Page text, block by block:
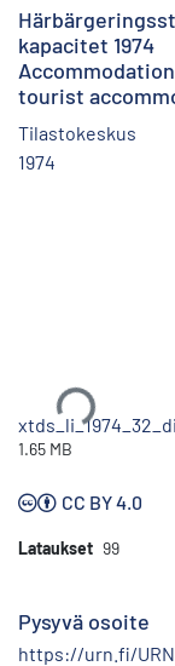
kapacitet 1974
tourist
Tilastokeskus
1974
Ladataan...
1.65 MB
CC BY 4.0
Lataukset 99
Pysyvä osoite
https://urn.fi/